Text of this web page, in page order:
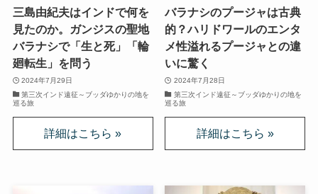
ボスニア紛争とルワンダ虐殺の悲劇～冷戦後の国際
紛争
マルクス・エンゲルス研究
マルクスは宗教的な現象か
おすすめマルクス・エンゲルス伝記
三島由紀夫はインドで何を
見たのか。ガンジスの聖地
バラナシで「生と死」「輪
廻転生」を問う
2024年7月29日
第三次インド遠征～ブッダゆかりの地を
巡る旅
バラナシのプージャは古典
的？ハリドワールのエンタ
メ性溢れるプージャとの違
いに驚く
2024年7月28日
第三次インド遠征～ブッダゆかりの地を
巡る旅